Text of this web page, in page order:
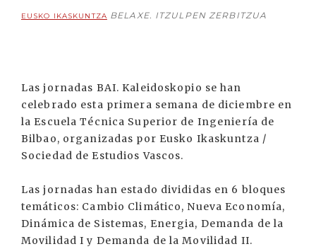
EUSKO IKASKUNTZA BELAXE. ITZULPEN ZERBITZUA
Las jornadas BAI. Kaleidoskopio se han
celebrado esta primera semana de diciembre en
la Escuela Técnica Superior de Ingeniería de
Bilbao, organizadas por Eusko Ikaskuntza /
Sociedad de Estudios Vascos.
Las jornadas han estado divididas en 6 bloques
temáticos: Cambio Climático, Nueva Economía,
Dinámica de Sistemas, Energia, Demanda de la
Movilidad I y Demanda de la Movilidad II.